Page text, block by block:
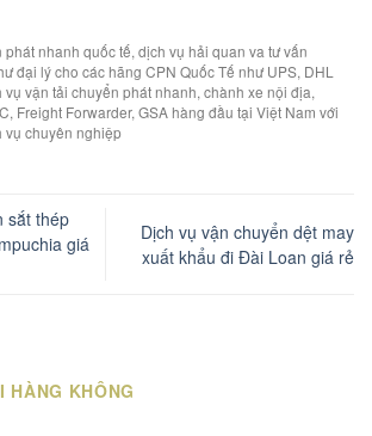
phát nhanh quốc tế, dịch vụ hải quan va tư vấn
đại lý cho các hãng CPN Quốc Tế như UPS, DHL
vụ vận tải chuyển phát nhanh, chành xe nội địa,
Freight Forwarder, GSA hàng đầu tại Việt Nam với
vụ chuyên nghiệp
sắt thép
giá
Dịch vụ vận chuyển dệt may
xuất khẩu đi Đài Loan giá rẻ
HÀNG KHÔNG